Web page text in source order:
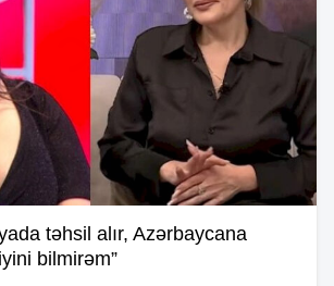
təhsil alır, Azərbaycana
bilmirəm”